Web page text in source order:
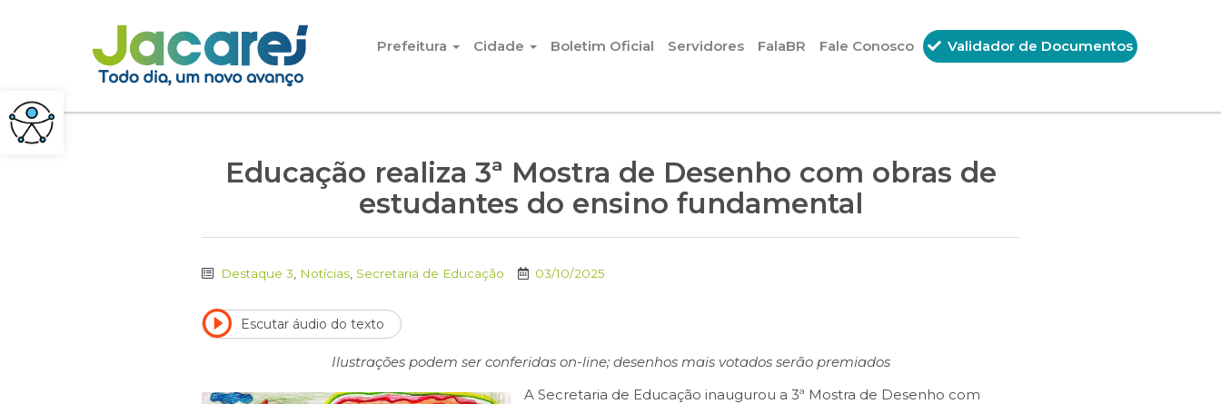
Pular para o conteúdo
Prefeitura
Cidade Boletim Oficial Servidores FalaBR Fale Conosco Validador de Documentos
Educação realiza 3ª Mostra de Desenho com obras de
estudantes do ensino fundamental
Destaque 3 Notícias Secretaria de Educação 03/10/2025
Escutar áudio do texto
Ilustrações podem ser conferidas on-line; desenhos mais votados serão premiados
A Secretaria de Educação inaugurou a 3ª Mostra de Desenho com